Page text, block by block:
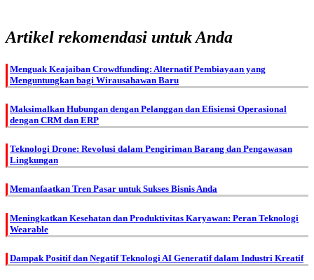
Artikel rekomendasi untuk Anda
Menguak Keajaiban Crowdfunding: Alternatif Pembiayaan yang
Menguntungkan bagi Wirausahawan Baru
Maksimalkan Hubungan dengan Pelanggan dan Efisiensi Operasional
dengan CRM dan ERP
Teknologi Drone: Revolusi dalam Pengiriman Barang dan Pengawasan
Lingkungan
Memanfaatkan Tren Pasar untuk Sukses Bisnis Anda
Meningkatkan Kesehatan dan Produktivitas Karyawan: Peran Teknologi
Wearable
Dampak Positif dan Negatif Teknologi AI Generatif dalam Industri Kreatif